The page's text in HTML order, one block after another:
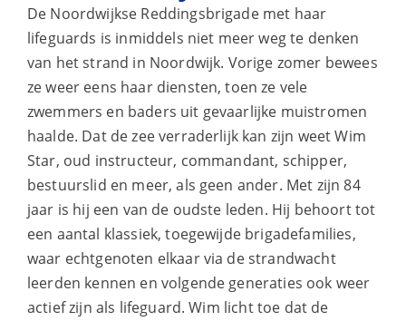
De Noordwijkse Reddingsbrigade met haar
lifeguards is inmiddels niet meer weg te denken
van het strand in Noordwijk. Vorige zomer bewees
ze weer eens haar diensten, toen ze vele
zwemmers en baders uit gevaarlijke muistromen
haalde. Dat de zee verraderlijk kan zijn weet Wim
Star, oud instructeur, commandant, schipper,
bestuurslid en meer, als geen ander. Met zijn 84
jaar is hij een van de oudste leden. Hij behoort tot
een aantal klassiek, toegewijde brigadefamilies,
waar echtgenoten elkaar via de strandwacht
leerden kennen en volgende generaties ook weer
actief zijn als lifeguard. Wim licht toe dat de